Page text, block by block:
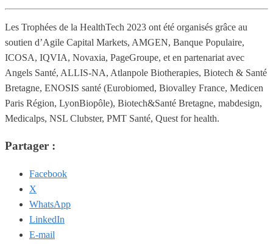
Les Trophées de la HealthTech 2023 ont été organisés grâce au
soutien d’Agile Capital Markets, AMGEN, Banque Populaire,
ICOSA, IQVIA, Novaxia, PageGroupe, et en partenariat avec
Angels Santé, ALLIS-NA, Atlanpole Biotherapies, Biotech & Santé
Bretagne, ENOSIS santé (Eurobiomed, Biovalley France, Medicen
Paris Région, LyonBiopôle), Biotech&Santé Bretagne, mabdesign,
Medicalps, NSL Clubster, PMT Santé, Quest for health.
Partager :
Facebook
X
WhatsApp
LinkedIn
E-mail